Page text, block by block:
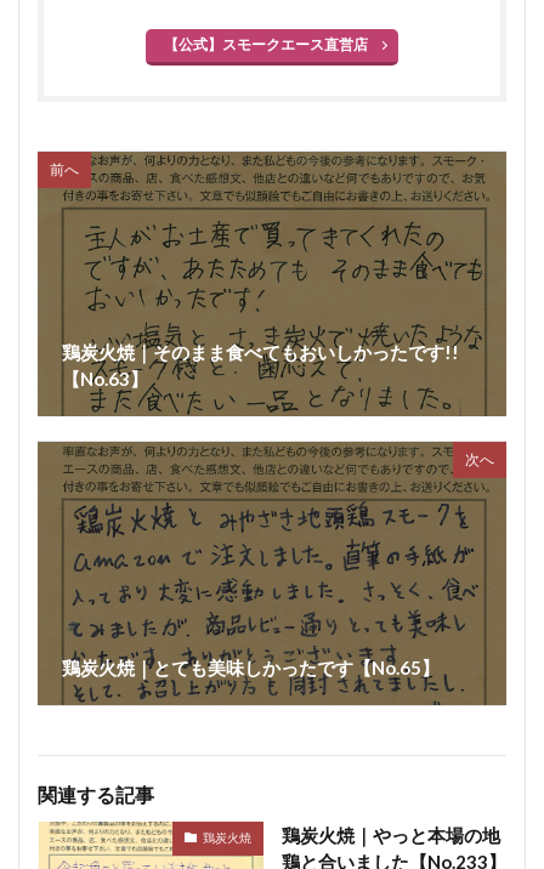
【公式】スモークエース直営店
前へ
鶏炭火焼｜そのまま食べてもおいしかったです!!
【No.63】
次へ
鶏炭火焼｜とても美味しかったです【No.65】
関連する記事
鶏炭火焼
鶏炭火焼｜やっと本場の地
鶏と合いました【No.233】